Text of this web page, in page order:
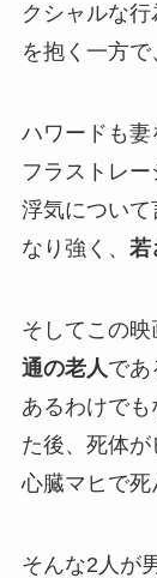
クシャルな
を抱く一方で
ハワードも
フラストレ
浮気につい
なり強く、 若
そしてこの
通の老人であ
あるわけで
た後、死体
心臓マヒで死
そんな2人が